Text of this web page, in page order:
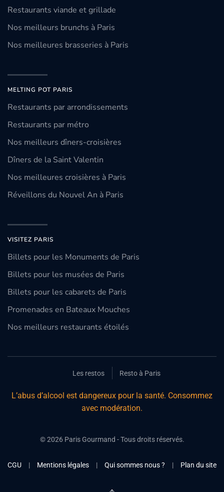
Restaurants viande et grillade
Nos meilleurs brunchs à Paris
Nos meilleures brasseries à Paris
MELTING POT PARIS
Restaurants par arrondissements
Restaurants par métro
Nos meilleurs dîners-croisières
Dîners de la Saint Valentin
Nos meilleures croisières à Paris
Réveillons du Nouvel An à Paris
VISITEZ PARIS
Billets pour les Monuments de Paris
Billets pour les musées de Paris
Billets pour les cabarets de Paris
Promenades en Bateaux Mouches
Nos meilleurs restaurants étoilés
Les restos Resto à Paris
L’abus d’alcool est dangereux pour la santé. Consommez
avec modération.
©2026Paris Gourmand - Tous droits réservés.
CGU | Mentions légales | Qui sommes nous ? | Plan du site